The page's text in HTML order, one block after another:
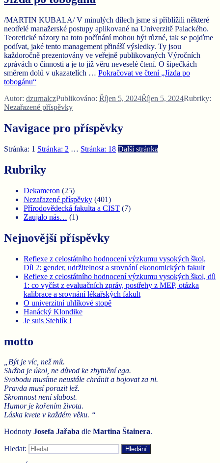
/MARTIN KUBALA/ V minulých dílech jsme si přiblížili některé
neotřelé manažerské postupy aplikované na Univerzitě Palackého.
Teoretické názory na toto počínání mohou být různé, tak se pojďme
podívat, jaké tento management přináší výsledky. Ty jsou
každoročně prezentovány ve veřejně publikovaných Výročních
zprávách o činnosti a je to již věru neveselé čtení. O šipečkách
směrem dolů v ukazatelích … Pokračovat ve čtení„Jízda po
tobogánu“
Autor: dzurnalczPublikováno: Říjen 5, 2024Říjen 5, 2024Rubriky:
Nezařazené příspěvky
Navigace pro příspěvky
Stránka: 1 Stránka: 2 … Stránka: 18 Další stránka
Rubriky
Dekameron (25)
Nezařazené příspěvky (401)
Přírodovědecká fakulta a CIST (7)
Zaujalo nás… (1)
Nejnovější příspěvky
Reflexe z celostátního hodnocení výzkumu vysokých škol,
Díl 2: gender, udržitelnost a srovnání ekonomických fakult
Reflexe z celostátního hodnocení výzkumu vysokých škol, díl
1: co vyčíst z evaluačních zpráv, postřehy z MEP, otázka
kalibrace a srovnání lékařských fakult
O univerzitní uhlíkové stopě
Hanácký Klondike
Je suis Stehlík !
motto
„Být je víc, než mít.
Služba je úkol, ne důvod ke zbytnění ega.
Svobodu musíme neustále chránit a bojovat za ni.
Pravda musí porazit lež.
Skromnost není slabost.
Humor je kořením života.
Láska kvete v každém věku. “
Hodnoty Josefa Jařaba dle Martina Štainera.
Hledat: Hledání